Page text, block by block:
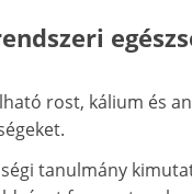
rost, kálium és
tanulmány